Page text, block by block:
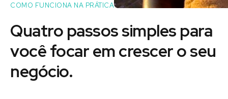
COMO FUNCIONA NA PRÁTICA
Quatro passos simples para
vocêfocarem crescer o seu
negócio.